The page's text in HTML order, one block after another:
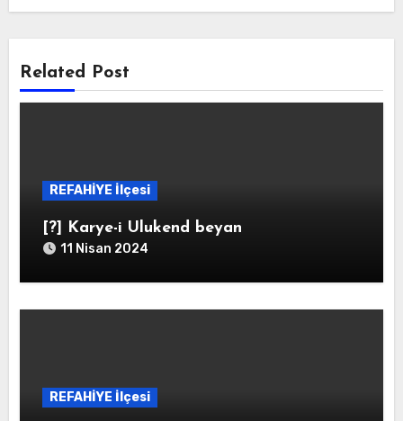
Related Post
REFAHİYE İlçesi
[?] Karye-i Ulukend beyan
11 Nisan 2024
REFAHİYE İlçesi